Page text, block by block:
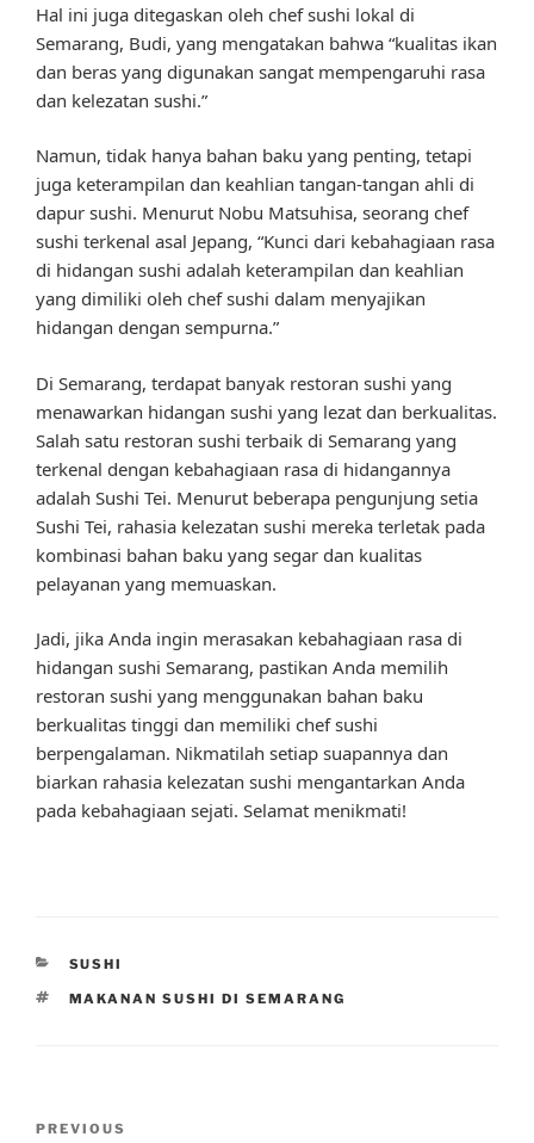
Hal ini juga ditegaskan oleh chef sushi lokal di
Semarang, Budi, yang mengatakan bahwa “kualitas ikan
dan beras yang digunakan sangat mempengaruhi rasa
dan kelezatan sushi.”
Namun, tidak hanya bahan baku yang penting, tetapi
juga keterampilan dan keahlian tangan-tangan ahli di
dapur sushi. Menurut Nobu Matsuhisa, seorang chef
sushi terkenal asal Jepang, “Kunci dari kebahagiaan rasa
di hidangan sushi adalah keterampilan dan keahlian
yang dimiliki oleh chef sushi dalam menyajikan
hidangan dengan sempurna.”
Di Semarang, terdapat banyak restoran sushi yang
menawarkan hidangan sushi yang lezat dan berkualitas.
Salah satu restoran sushi terbaik di Semarang yang
terkenal dengan kebahagiaan rasa di hidangannya
adalah Sushi Tei. Menurut beberapa pengunjung setia
Sushi Tei, rahasia kelezatan sushi mereka terletak pada
kombinasi bahan baku yang segar dan kualitas
pelayanan yang memuaskan.
Jadi, jika Anda ingin merasakan kebahagiaan rasa di
hidangan sushi Semarang, pastikan Anda memilih
restoran sushi yang menggunakan bahan baku
berkualitas tinggi dan memiliki chef sushi
berpengalaman. Nikmatilah setiap suapannya dan
biarkan rahasia kelezatan sushi mengantarkan Anda
pada kebahagiaan sejati. Selamat menikmati!
CATEGORIES
SUSHI
TAGS
MAKANAN SUSHI DI SEMARANG
Previous
PREVIOUS